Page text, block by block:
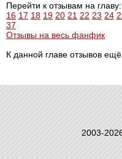
Перейти к отзывам на главу:
16 17 18 19 20 21 22 23 24
37
Отзывы на весь фанфик
К данной главе отзывов
2003-